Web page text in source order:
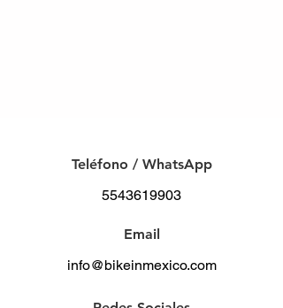
Teléfono / WhatsApp
5543619903
Email
info@bikeinmexico.com